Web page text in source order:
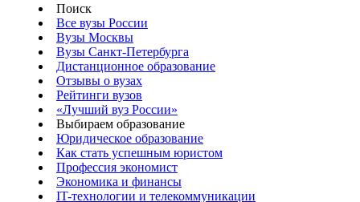
Поиск
Все вузы России
Вузы Москвы
Вузы Санкт-Петербурга
Дистанционное образование
Отзывы о вузах
Рейтинги вузов
«Лучший вуз России»
Выбираем образование
Юридическое образование
Как стать успешным юристом
Профессия экономист
Экономика и финансы
IT-технологии и телекоммуникации